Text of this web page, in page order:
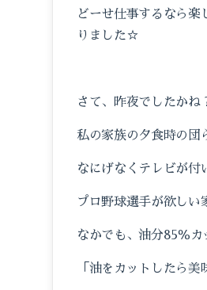
どーせ仕事するなら
りました☆
さて、昨夜でしたかね
私の家族の夕食時の団
なにげなくテレビが付
プロ野球選手が欲しい
なかでも、油分85％
「油をカットしたら美